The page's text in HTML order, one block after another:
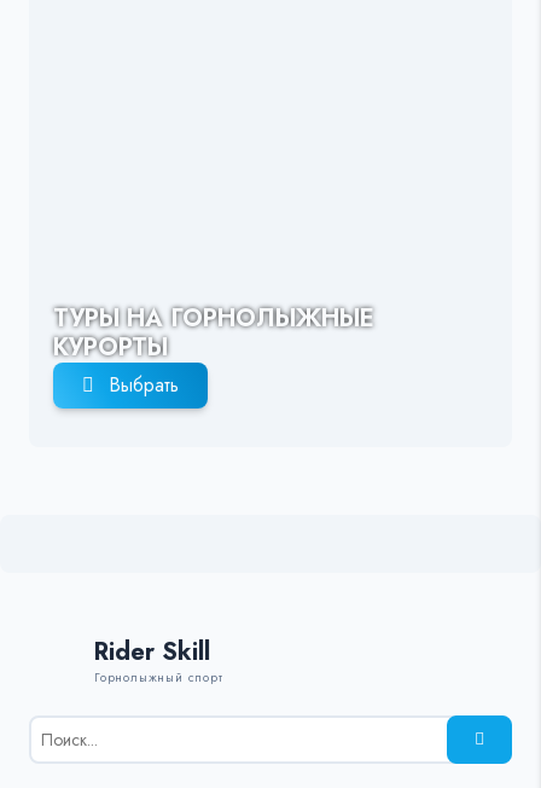
ТУРЫ НА ГОРНОЛЫЖНЫЕ
КУРОРТЫ
Выбрать
Rider Skill
Горнолыжный спорт
Результаты
поиска